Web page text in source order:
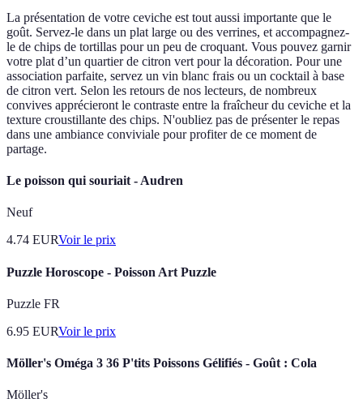
La présentation de votre ceviche est tout aussi importante que le
goût. Servez-le dans un plat large ou des verrines, et accompagnez-
le de chips de tortillas pour un peu de croquant. Vous pouvez garnir
votre plat d’un quartier de citron vert pour la décoration. Pour une
association parfaite, servez un vin blanc frais ou un cocktail à base
de citron vert. Selon les retours de nos lecteurs, de nombreux
convives apprécieront le contraste entre la fraîcheur du ceviche et la
texture croustillante des chips. N'oubliez pas de présenter le repas
dans une ambiance conviviale pour profiter de ce moment de
partage.
Le poisson qui souriait - Audren
Neuf
4.74 EURVoir le prix
Puzzle Horoscope - Poisson Art Puzzle
Puzzle FR
6.95 EURVoir le prix
Möller's Oméga 3 36 P'tits Poissons Gélifiés - Goût : Cola
Möller's